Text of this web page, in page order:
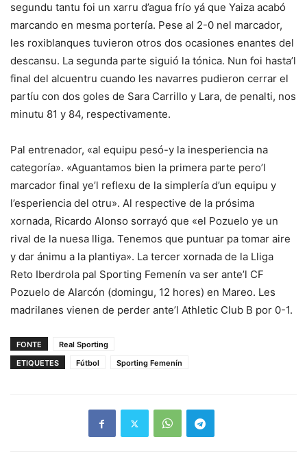
segundu tantu foi un xarru d’agua frío yá que Yaiza acabó
marcando en mesma portería. Pese al 2-0 nel marcador,
les roxiblanques tuvieron otros dos ocasiones enantes del
descansu. La segunda parte siguió la tónica. Nun foi hasta’l
final del alcuentru cuando les navarres pudieron cerrar el
partíu con dos goles de Sara Carrillo y Lara, de penalti, nos
minutu 81 y 84, respectivamente.
Pal entrenador, «al equipu pesó-y la inesperiencia na
categoría». «Aguantamos bien la primera parte pero’l
marcador final ye’l reflexu de la simplería d’un equipu y
l’esperiencia del otru». Al respective de la prósima
xornada, Ricardo Alonso sorrayó que «el Pozuelo ye un
rival de la nuesa lliga. Tenemos que puntuar pa tomar aire
y dar ánimu a la plantiya». La tercer xornada de la Lliga
Reto Iberdrola pal Sporting Femenín va ser ante’l CF
Pozuelo de Alarcón (domingu, 12 hores) en Mareo. Les
madrilanes vienen de perder ante’l Athletic Club B por 0-1.
FONTE
Real Sporting
ETIQUETES
Fútbol Sporting Femenín